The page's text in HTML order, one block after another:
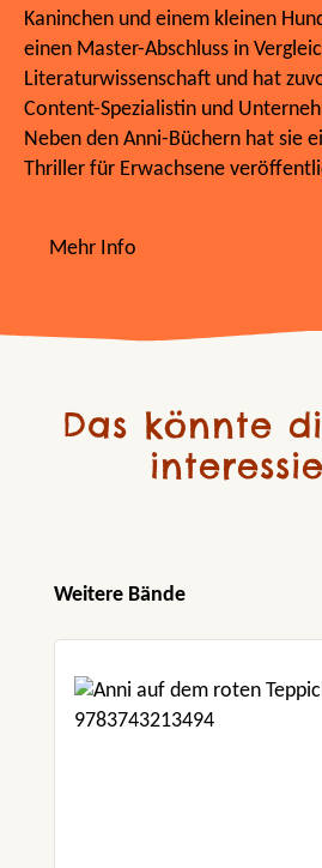
Kaninchen und einem kleinen
einen Master-Abschluss in
Literaturwissenschaft und hat
Content-Spezialistin und
Neben den Anni-Büchern hat sie
Thriller für Erwachsene
Mehr Info
Das könnte
Produktgalerie überspringen
Weitere Bände